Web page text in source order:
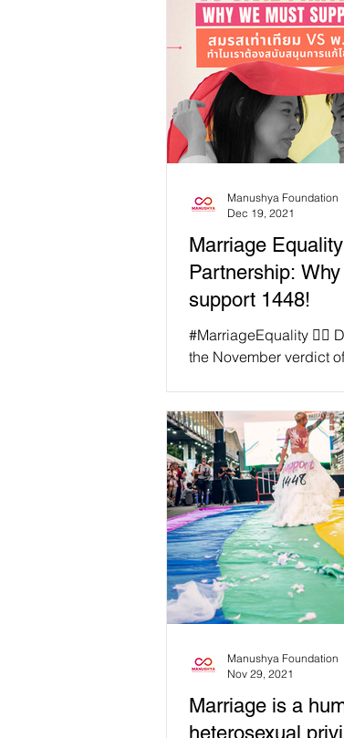
Marriage
Partnership:
support 1448!
#MarriageEquality 🏳️‍🌈 Do you remember
the November verdict
Manushya Foundation
Dec 19, 2021
Marriage is a
heterosexual
Manushya Foundation
Nov 29, 2021